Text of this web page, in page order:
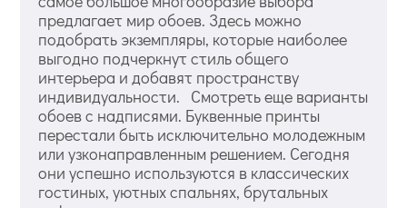
предлагает мир обоев. Здесь можно
подобрать экземпляры, которые наиболее
выгодно подчеркнут стиль общего
интерьера и добавят пространству
индивидуальности. Смотреть еще варианты
обоев с надписями. Буквенные принты
перестали быть исключительно молодежным
или узконаправленным решением. Сегодня
они успешно используются в классических
гостиных, уютных спальнях, брутальных